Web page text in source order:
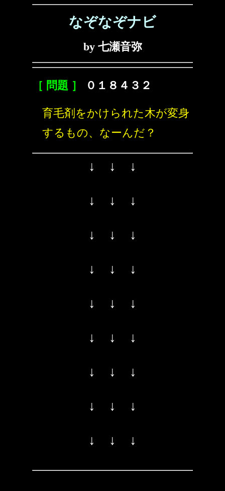
なぞなぞナビ
by 七瀬音弥
［ 問題 ］ ０１８４３２
育毛剤をかけられた木が変身
するもの、なーんだ？
↓ ↓ ↓
↓ ↓ ↓
↓ ↓ ↓
↓ ↓ ↓
↓ ↓ ↓
↓ ↓ ↓
↓ ↓ ↓
↓ ↓ ↓
↓ ↓ ↓